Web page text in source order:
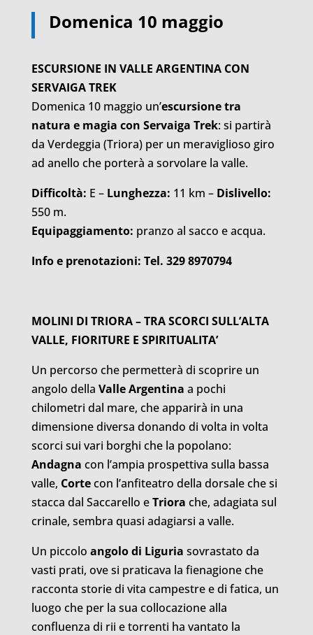
Domenica 10 maggio
ESCURSIONE IN VALLE ARGENTINA CON
SERVAIGA TREK
Domenica 10 maggio un’escursione tra
natura e magia con Servaiga Trek: si partirà
da Verdeggia (Triora) per un meraviglioso giro
ad anello che porterà a sorvolare la valle.
Difficoltà: E – Lunghezza: 11 km – Dislivello:
550 m.
Equipaggiamento: pranzo al sacco e acqua.
Info e prenotazioni: Tel. 329 8970794
MOLINI DI TRIORA – TRA SCORCI SULL’ALTA
VALLE, FIORITURE E SPIRITUALITA’
Un percorso che permetterà di scoprire un
angolo della Valle Argentina a pochi
chilometri dal mare, che apparirà in una
dimensione diversa donando di volta in volta
scorci sui vari borghi che la popolano:
Andagna con l’ampia prospettiva sulla bassa
valle, Cortecon l’anfiteatro della dorsale che si
stacca dal Saccarello eTriora che, adagiata sul
crinale, sembra quasi adagiarsi a valle.
Un piccolo angolo di Liguria sovrastato da
vasti prati, ove si praticava la fienagione che
racconta storie di vita campestre e di fatica, un
luogo che per la sua collocazione alla
confluenza di rii e torrenti ha vantato la